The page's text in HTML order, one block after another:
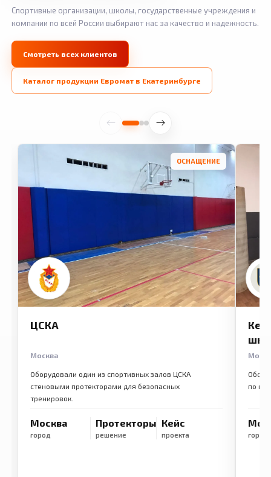
Спортивные организации, школы, государственные учреждения и
компании по всей России выбирают нас за качество и надежность.
Смотреть всех клиентов
Каталог продукции Евромат в Екатеринбурге
ОСНАЩЕНИЕ
ЦСКА
Москва
Оборудовали один из спортивных залов ЦСКА
стеновыми протекторами для безопасных
тренировок.
Москва
город
Протекторы
решение
Кейс
проекта
по
город